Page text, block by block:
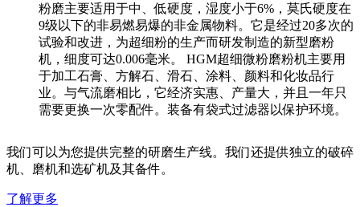
粉磨主要适用于中、低硬度，湿度小于6%，莫氏硬度在
9级以下的非易燃易爆的非金属物料。它是经过20多次的
试验和改进，为超细粉的生产而研发制造的新型磨粉
机，细度可达0.006毫米。 HGM超细微粉磨粉机主要用
于加工石膏、方解石、滑石、涂料、颜料和化妆品行
业。与气流磨相比，它经济实惠、产量大，并且一年只
需要更换一次零配件。装备有袋式过滤器以保护环境。
我们可以为您提供完整的研磨生产线。我们还提供独立的破碎
机、磨机和选矿机及其备件。
了解更多